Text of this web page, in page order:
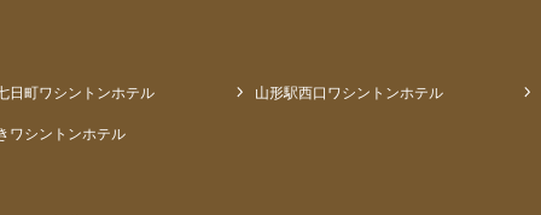
日町ワシントンホテル 山形駅西口ワシントンホテル
ワシントンホテル